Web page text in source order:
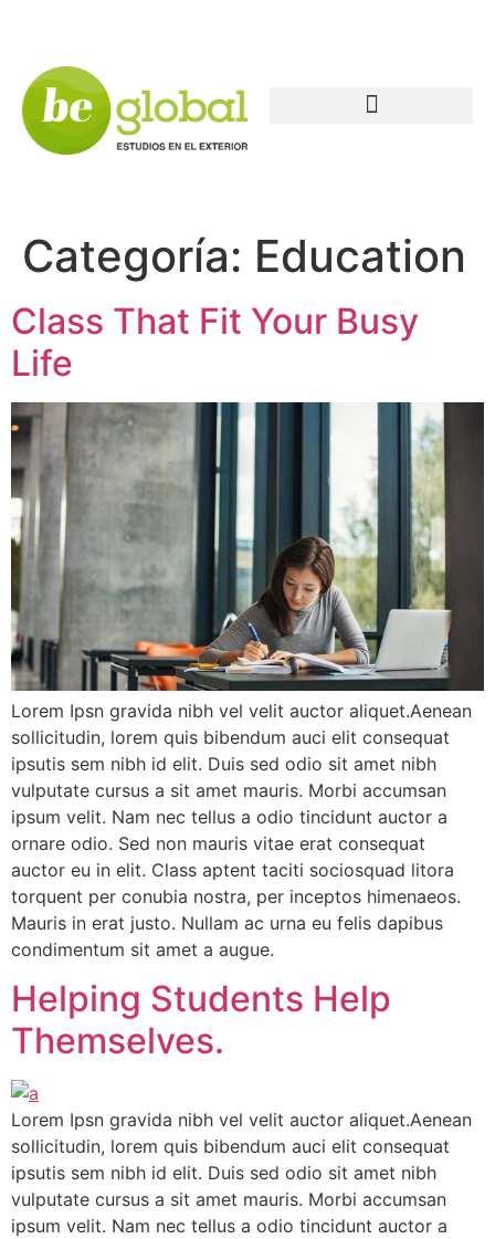
Categoría: Education
Class That Fit Your Busy
Life
Lorem Ipsn gravida nibh vel velit auctor aliquet.Aenean
sollicitudin, lorem quis bibendum auci elit consequat
ipsutis sem nibh id elit. Duis sed odio sit amet nibh
vulputate cursus a sit amet mauris. Morbi accumsan
ipsum velit. Nam nec tellus a odio tincidunt auctor a
ornare odio. Sed non mauris vitae erat consequat
auctor eu in elit. Class aptent taciti sociosquad litora
torquent per conubia nostra, per inceptos himenaeos.
Mauris in erat justo. Nullam ac urna eu felis dapibus
condimentum sit amet a augue.
Helping Students Help
Themselves.
Lorem Ipsn gravida nibh vel velit auctor aliquet.Aenean
sollicitudin, lorem quis bibendum auci elit consequat
ipsutis sem nibh id elit. Duis sed odio sit amet nibh
vulputate cursus a sit amet mauris. Morbi accumsan
ipsum velit. Nam nec tellus a odio tincidunt auctor a